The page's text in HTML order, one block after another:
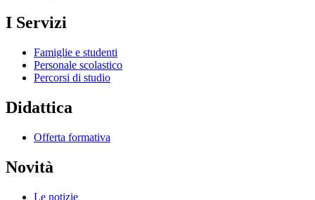
I Servizi
Famiglie e studenti
Personale scolastico
Percorsi di studio
Didattica
Offerta formativa
Novità
Le notizie